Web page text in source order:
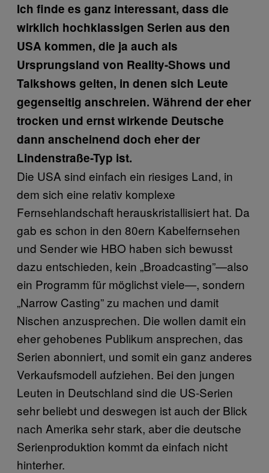
Ich finde es ganz interessant, dass die
wirklich hochklassigen Serien aus den
USA kommen, die ja auch als
Ursprungsland von Reality-Shows und
Talkshows gelten, in denen sich Leute
gegenseitig anschreien. Während der eher
trocken und ernst wirkende Deutsche
dann anscheinend doch eher der
Lindenstraße-Typ ist.
Die USA sind einfach ein riesiges Land, in
dem sich eine relativ komplexe
Fernsehlandschaft herauskristallisiert hat. Da
gab es schon in den 80ern Kabelfernsehen
und Sender wie HBO haben sich bewusst
dazu entschieden, kein „Broadcasting”—also
ein Programm für möglichst viele—, sondern
„Narrow Casting” zu machen und damit
Nischen anzusprechen. Die wollen damit ein
eher gehobenes Publikum ansprechen, das
Serien abonniert, und somit ein ganz anderes
Verkaufsmodell aufziehen. Bei den jungen
Leuten in Deutschland sind die US-Serien
sehr beliebt und deswegen ist auch der Blick
nach Amerika sehr stark, aber die deutsche
Serienproduktion kommt da einfach nicht
hinterher.